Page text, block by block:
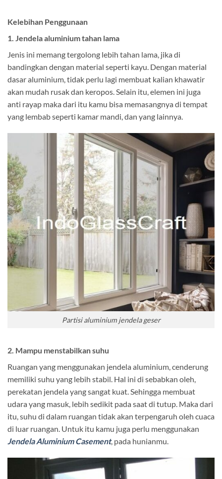
Kelebihan Penggunaan
1. Jendela aluminium tahan lama
Jenis ini memang tergolong lebih tahan lama, jika di
bandingkan dengan material seperti kayu. Dengan material
dasar aluminium, tidak perlu lagi membuat kalian khawatir
akan mudah rusak dan keropos. Selain itu, elemen ini juga
anti rayap maka dari itu kamu bisa memasangnya di tempat
yang lembab seperti kamar mandi, dan yang lainnya.
Partisi aluminium jendela geser
2. Mampu menstabilkan suhu
Ruangan yang menggunakan jendela aluminium, cenderung
memiliki suhu yang lebih stabil. Hal ini di sebabkan oleh,
perekatan jendela yang sangat kuat. Sehingga membuat
udara yang masuk, lebih sedikit pada saat di tutup. Maka dari
itu, suhu di dalam ruangan tidak akan terpengaruh oleh cuaca
di luar ruangan. Untuk itu kamu juga perlu menggunakan
Jendela Aluminium Casement, pada hunianmu.